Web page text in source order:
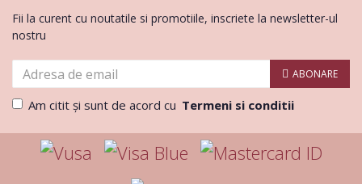
Fii la curent cu noutatile si promotiile, inscriete la newsletter-ul
nostru
ABONARE
Am citit şi sunt de acord cu Termeni si conditii